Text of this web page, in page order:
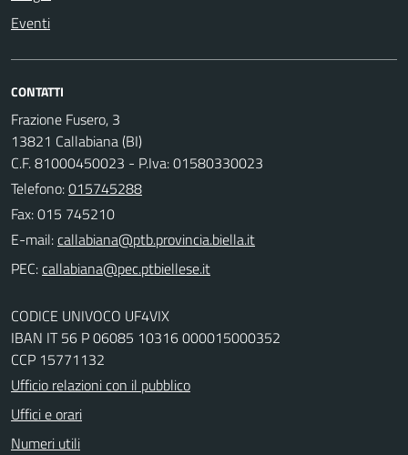
Eventi
CONTATTI
Frazione Fusero, 3
13821 Callabiana (BI)
C.F. 81000450023 - P.Iva: 01580330023
Telefono:015745288
Fax: 015 745210
E-mail:
PEC:
CODICE UNIVOCO UF4VIX
IBAN IT 56 P 06085 10316 000015000352
CCP 15771132
Ufficio relazioni con il pubblico
Uffici e orari
Numeri utili